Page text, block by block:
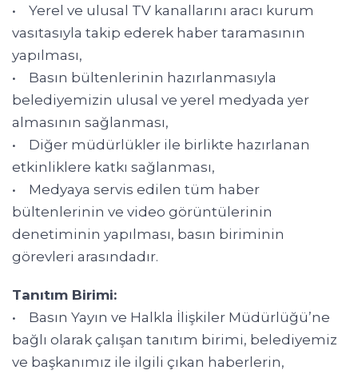
• Yerel ve ulusal TV kanallarını aracı kurum
vasıtasıyla takip ederek haber taramasının
yapılması,
• Basın bültenlerinin hazırlanmasıyla
belediyemizin ulusal ve yerel medyada yer
almasının sağlanması,
• Diğer müdürlükler ile birlikte hazırlanan
etkinliklere katkı sağlanması,
• Medyaya servis edilen tüm haber
bültenlerinin ve video görüntülerinin
denetiminin yapılması, basın biriminin
görevleri arasındadır.
Tanıtım Birimi:
• Basın Yayın ve Halkla İlişkiler Müdürlüğü’ne
bağlı olarak çalışan tanıtım birimi, belediyemiz
ve başkanımız ile ilgili çıkan haberlerin,